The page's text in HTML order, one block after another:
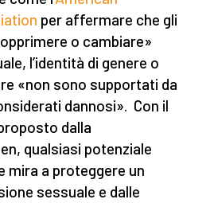
per affermare che gli
o cambiare»
l’identità di genere o
«non sono supportati da
dannosi». Con il
dalla
qualsiasi potenziale
mira a proteggere un
sessuale e dalle